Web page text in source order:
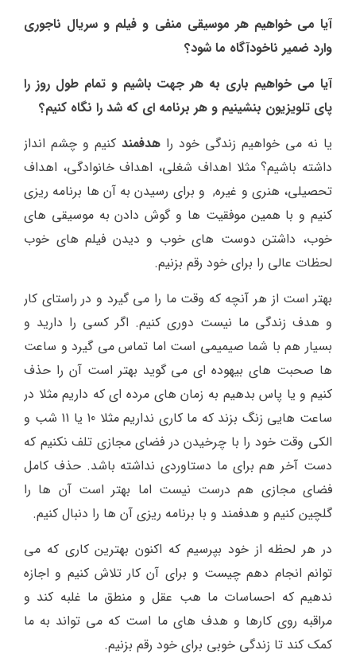
آیا می خواهیم هر موسیقی منفی و فیلم و سریال ناجوری
وارد ضمیر ناخودآگاه ما شود؟
آیا می خواهیم باری به هر جهت باشیم و تمام طول روز را
پای تلویزیون بنشینیم و هر برنامه ای که شد را نگاه کنیم؟
یا نه می خواهیم زندگی خود را هدفمند کنیم و چشم انداز
داشته باشیم؟ مثلا اهداف شغلی، اهداف خانوادگی، اهداف
تحصیلی، هنری و غیره, و برای رسیدن به آن ها برنامه ریزی
کنیم و با همین موفقیت ها و گوش دادن به موسیقی های
خوب، داشتن دوست های خوب و دیدن فیلم های خوب
لحظات عالی را برای خود رقم بزنیم.
بهتر است از هر آنچه که وقت ما را می گیرد و در راستای کار
و هدف زندگی ما نیست دوری کنیم. اگر کسی را دارید و
بسیار هم با شما صیمیمی است اما تماس می گیرد و ساعت
ها صحبت های بیهوده ای می گوید بهتر است آن را حذف
کنیم و یا پاس بدهیم به زمان های مرده ای که داریم مثلا در
ساعت هایی زنگ بزند که ما کاری نداریم مثلا 10 یا 11 شب و
الکی وقت خود را با چرخیدن در فضای مجازی تلف نکنیم که
دست آخر هم برای ما دستاوردی نداشته باشد. حذف کامل
فضای مجازی هم درست نیست اما بهتر است آن ها را
گلچین کنیم و هدفمند و با برنامه ریزی آن ها را دنبال کنیم.
در هر لحظه از خود بپرسیم که اکنون بهترین کاری که می
توانم انجام دهم چیست و برای آن کار تلاش کنیم و اجازه
ندهیم که احساسات ما هب عقل و منطق ما غلبه کند و
مراقبه روی کارها و هدف های ما است که می تواند به ما
کمک کند تا زندگی خوبی برای خود رقم بزنیم.